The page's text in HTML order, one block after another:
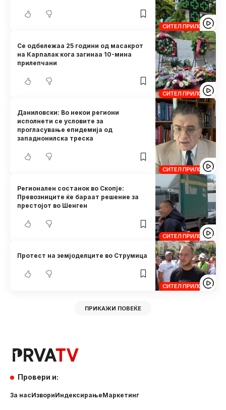
СИТЕЛ ПРИЛОЗИ
СИТЕЛ ПРИЛОЗИ
Се одбележаа 25 години од масакрот
на Карпалак кога загинаа 10-мина
прилепчани
СИТЕЛ ПРИЛОЗИ
Даниловски: Во некои региони
исполнети се условите за
прогласување епидемија од
западнонилска треска
СИТЕЛ ПРИЛОЗИ
Регионален состанок во Скопје:
Превозниците ќе бараат решение за
престојот во Шенген
СИТЕЛ ПРИЛОЗИ
Протест на земјоделците во Струмица
ПРИКАЖИ ПОВЕЌЕ
Провери и:
За насИзвориИндексирањеМаркетинг